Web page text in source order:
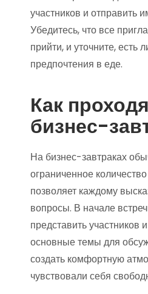
участников и отправить
Убедитесь, что все
прийти, и уточните, есть
предпочтения в еде.
Как
бизнес-
На бизнес-завтраках
ограниченное
позволяет каждому
вопросы. В начале
представить участников
основные темы для
создать комфортную
чувствовали себя